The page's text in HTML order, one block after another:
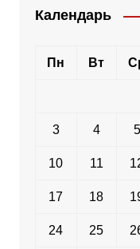
Календарь
Пн Вт
3 4 5
10 11
17 18
24 25